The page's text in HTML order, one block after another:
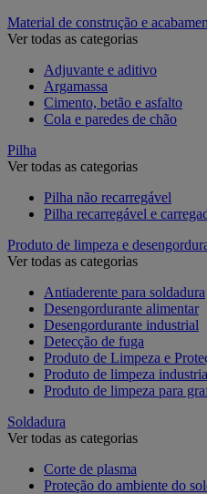
Material de construção e
Ver todas as categorias
Adjuvante e aditivo
Argamassa
Cimento, betão e asfalto
Cola e paredes de chão
Pilha
Ver todas as categorias
Pilha não recarregável
Pilha recarregável e
Produto de limpeza e
Ver todas as categorias
Antiaderente para soldadura
Desengordurante alimentar
Desengordurante industrial
Detecção de fuga
Produto de Limpeza e
Produto de limpeza
Produto de limpeza para
Soldadura
Ver todas as categorias
Corte de plasma
Proteção do ambiente do